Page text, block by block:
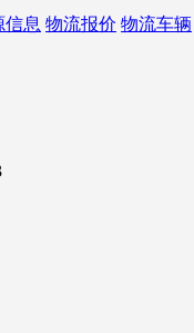
信息 物流报价 物流车辆